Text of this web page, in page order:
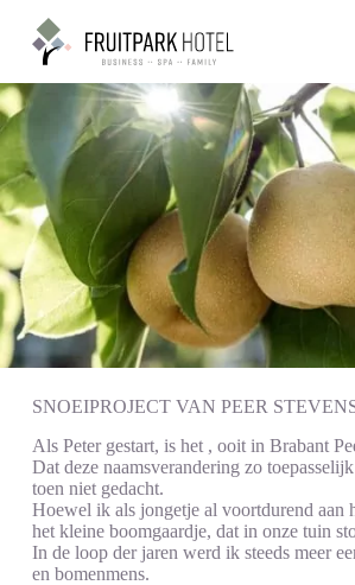
a
a
e
n
h
o
u
SNOEIPROJECT VAN PEER
Als Peter gestart, is het , ooit in Brabant
Dat deze naamsverandering zo
toen niet gedacht.
Hoewel ik als jongetje al voortdurend aan
het kleine boomgaardje, dat in onze tuin
In de loop der jaren werd ik steeds meer
en bomenmens.